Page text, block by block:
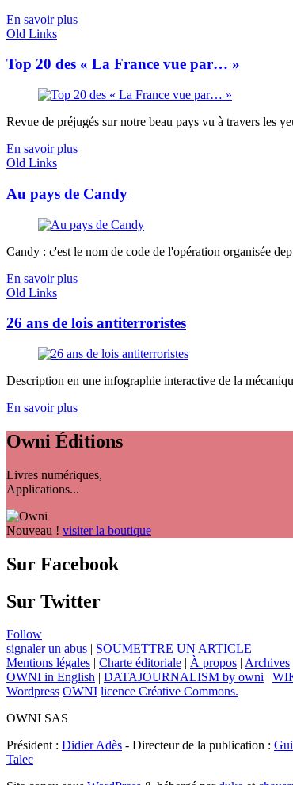
En savoir plus
Old Links
Top 20 des « La France vue par… »
Revue de préjugés sur notre beau pays vu à travers les
En savoir plus
Old Links
Au pays de Candy
Candy : c'est le nom de code de l'opération organisée
En savoir plus
Old Links
26 ans de lois antiterroristes
Description en une infographie interactive de la
En savoir plus
Owni Éditions
Livres numériques,
Applications...
Nouveau ! visiter la boutique
Sur Facebook
Sur Twitter
Follow
signaler un abus
SOUMETTRE UN ARTICLE
Mentions légales
Charte éditoriale À propos Archives
OWNI in English
DATAJOURNALISM by owni
Wordpress OWNI licence Créative Commons.
OWNI SAS
Président : Didier Adès - Directeur de la publication :
Talec